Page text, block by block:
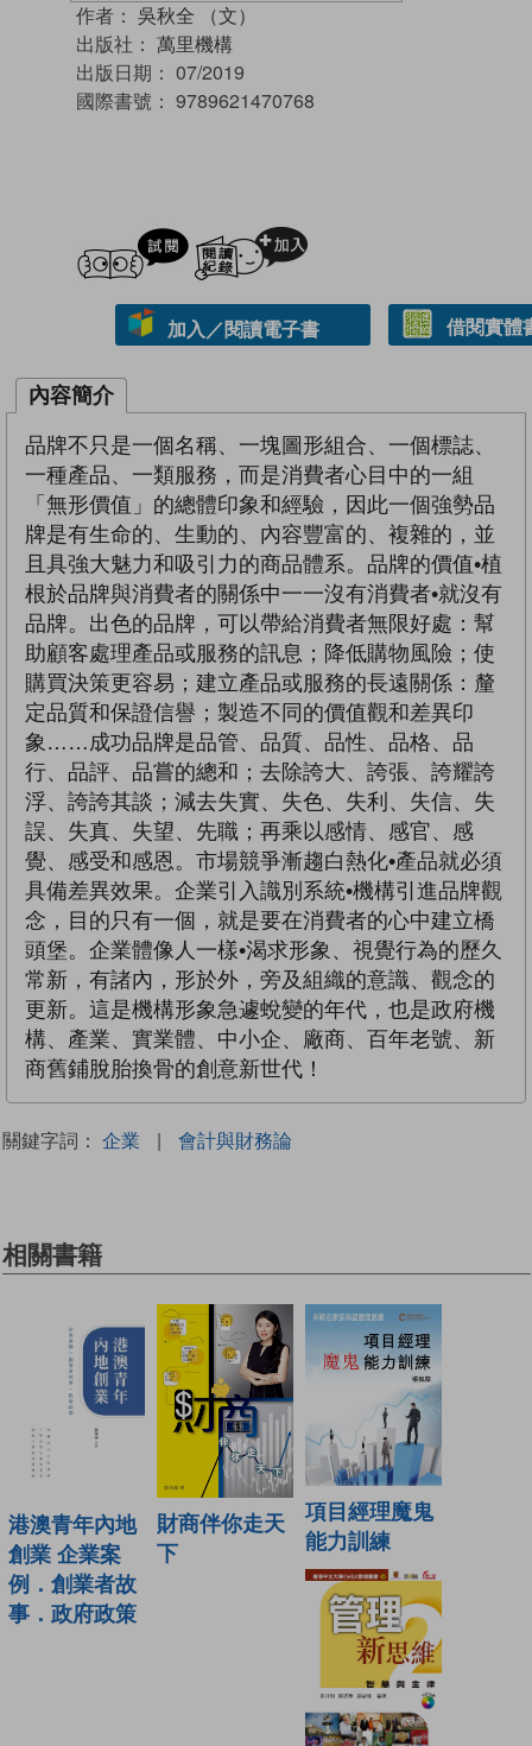
作者： 吳秋全 （文）
出版社： 萬里機構
出版日期： 07/2019
國際書號： 9789621470768
試閲
加入／閱讀電子書 借閱實體
內容簡介
品牌不只是一個名稱、一塊圖形組合、一個標誌、
一種產品、一類服務，而是消費者心目中的一組
「無形價值」的總體印象和經驗，因此一個強勢品
牌是有生命的、生動的、內容豐富的、複雜的，並
且具強大魅力和吸引力的商品體系。品牌的價值•植
根於品牌與消費者的關係中一一沒有消費者•就沒有
品牌。出色的品牌，可以帶給消費者無限好處：幫
助顧客處理產品或服務的訊息；降低購物風險；使
購買決策更容易；建立產品或服務的長遠關係：釐
定品質和保證信譽；製造不同的價值觀和差異印
象……成功品牌是品管、品質、品性、品格、品
行、品評、品嘗的總和；去除誇大、誇張、誇耀誇
浮、誇誇其談；減去失實、失色、失利、失信、失
誤、失真、失望、先職；再乘以感情、感官、感
覺、感受和感恩。市場競爭漸趨白熱化•產品就必須
具備差異效果。企業引入識別系統•機構引進品牌觀
念，目的只有一個，就是要在消費者的心中建立橋
頭堡。企業體像人一樣•渴求形象、視覺行為的歷久
常新，有諸內，形於外，旁及組織的意識、觀念的
更新。這是機構形象急遽蛻變的年代，也是政府機
構、產業、實業體、中小企、廠商、百年老號、新
商舊鋪脫胎換骨的創意新世代！
關鍵字詞： 企業 | 會計與財務論
相關書籍
港澳青年內地
創業 企業案
例．創業者故
事．政府政策
財商伴你走天
下
項目經理魔鬼
能力訓練